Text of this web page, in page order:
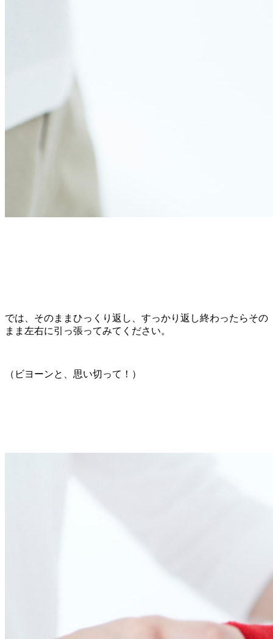
では、そのままひっくり返し、すっかり返し終わったらその
まま左右に引っ張ってみてください。
（ビヨーンと、思い切って！）